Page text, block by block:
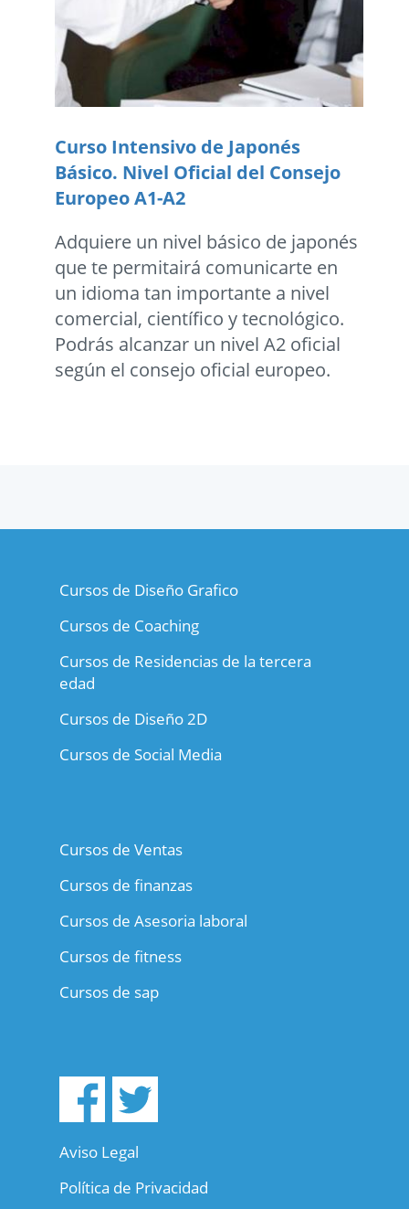
Curso Intensivo de Japonés
Básico. Nivel Oficial del Consejo
Europeo A1-A2
Adquiere un nivel básico de japonés
que te permitairá comunicarte en
un idioma tan importante a nivel
comercial, científico y tecnológico.
Podrás alcanzar un nivel A2 oficial
según el consejo oficial europeo.
Cursos de Diseño Grafico
Cursos de Coaching
Cursos de Residencias de la tercera
edad
Cursos de Diseño 2D
Cursos de Social Media
Cursos de Ventas
Cursos de finanzas
Cursos de Asesoria laboral
Cursos de fitness
Cursos de sap
Aviso Legal
Política de Privacidad